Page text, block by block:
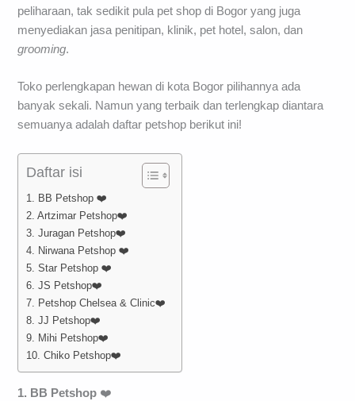
peliharaan, tak sedikit pula pet shop di Bogor yang juga
menyediakan jasa penitipan, klinik, pet hotel, salon, dan
grooming.
Toko perlengkapan hewan di kota Bogor pilihannya ada
banyak sekali. Namun yang terbaik dan terlengkap diantara
semuanya adalah daftar petshop berikut ini!
Daftar isi
1. BB Petshop ❤️
2. Artzimar Petshop❤️
3. Juragan Petshop❤️
4. Nirwana Petshop ❤️
5. Star Petshop ❤️
6. JS Petshop❤️
7. Petshop Chelsea & Clinic❤️
8. JJ Petshop❤️
9. Mihi Petshop❤️
10. Chiko Petshop❤️
1. BB Petshop ❤️